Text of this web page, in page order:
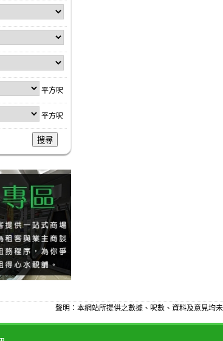
平方呎
平方呎
搜尋
聲明：本網站所提供之數據、呎數、資料及意見均